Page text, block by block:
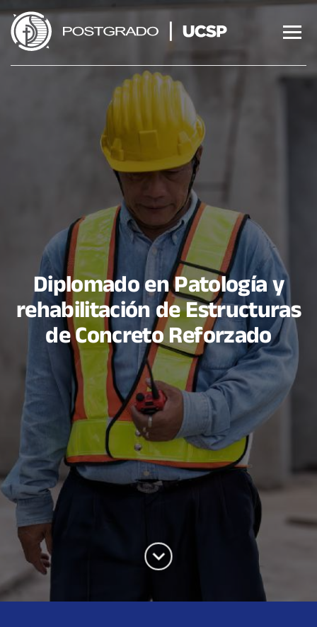
contenido
Diplomado en Patología y
rehabilitación de Estructuras
de Concreto Reforzado